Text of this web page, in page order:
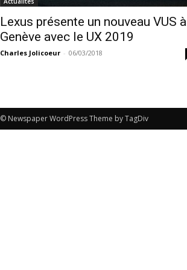
Lexus présente un nouveau VUS à
Genève avec le UX 2019
Charles Jolicoeur - 06/03/2018
© Newspaper WordPress Theme by TagDiv